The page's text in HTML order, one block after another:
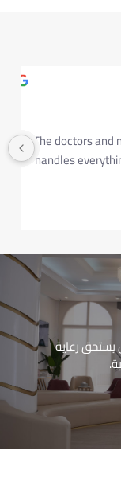
Today, I did
يستحق رعاية